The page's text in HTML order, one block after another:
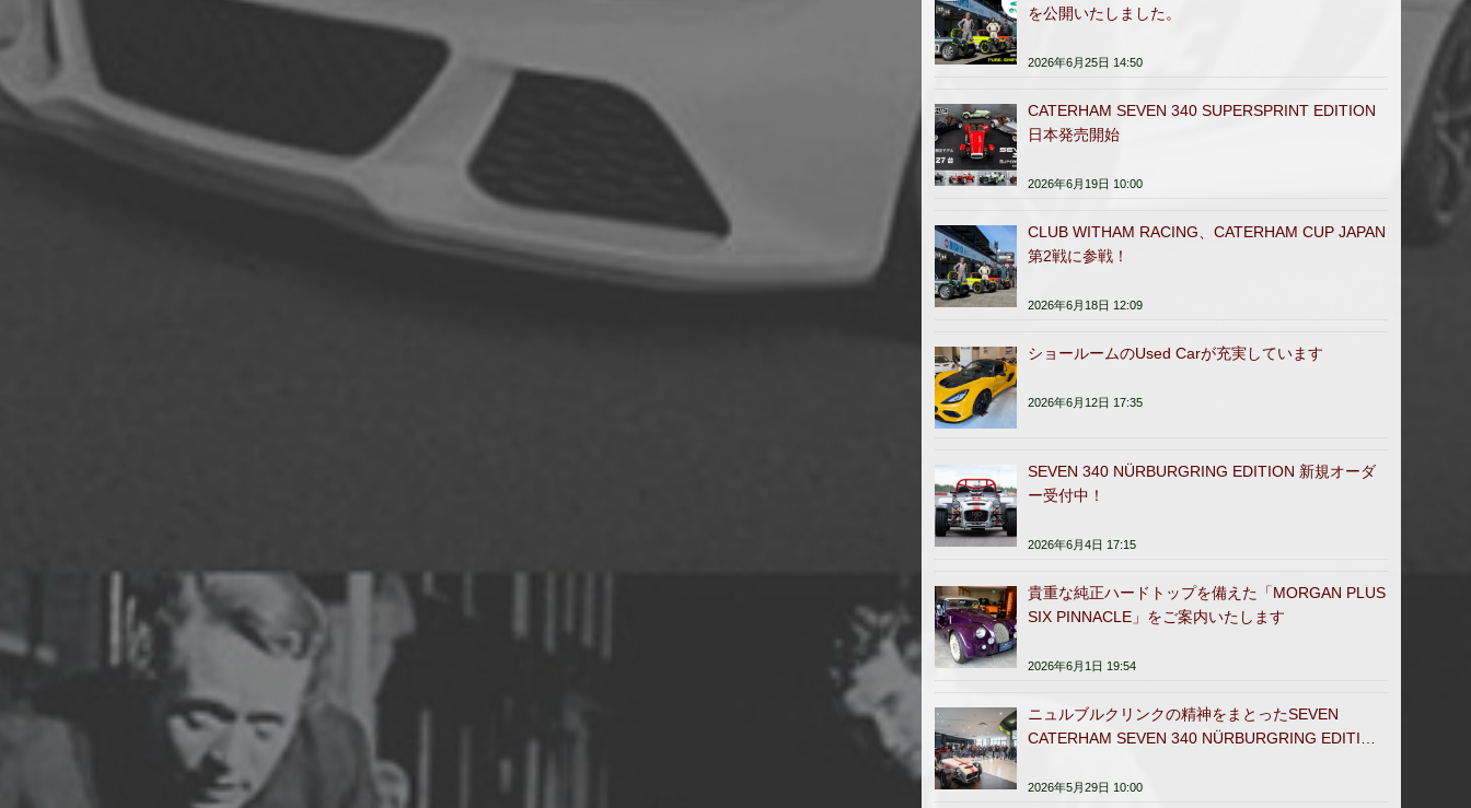
を公開いたしました。
2026年6月25日 14:50
CATERHAM SEVEN 340 SUPERSPRINT EDITION
日本発売開始
2026年6月19日 10:00
CLUB WITHAM RACING、CATERHAM CUP JAPAN
第2戦に参戦！
2026年6月18日 12:09
ショールームのUsed Carが充実しています
2026年6月12日 17:35
SEVEN 340 NÜRBURGRING EDITION 新規オーダ
ー受付中！
2026年6月4日 17:15
貴重な純正ハードトップを備えた「MORGAN PLUS
SIX PINNACLE」をご案内いたします
2026年6月1日 19:54
ニュルブルクリンクの精神をまとったSEVEN
CATERHAM SEVEN 340 NÜRBURGRING EDITION
2026年5月29日 10:00